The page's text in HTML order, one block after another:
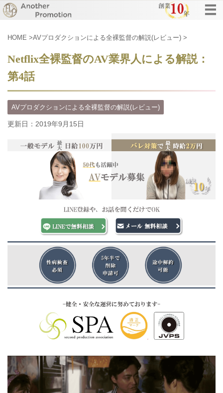
HOME >AVプロダクションによる全裸監督の解説(レビュー) >
Netflix全裸監督のAV業界人による解説：
第4話
AVプロダクションによる全裸監督の解説(レビュー)
更新日： 2019年9月15日